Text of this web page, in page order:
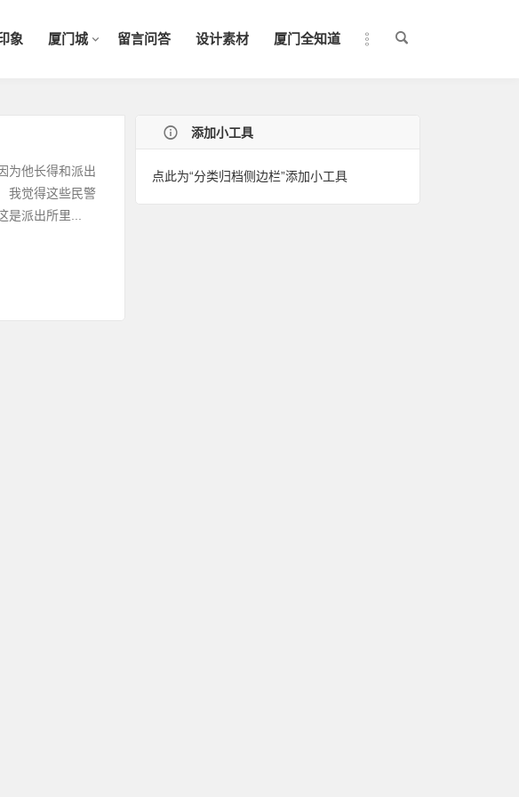
象 厦门城 留言问答 设计素材 厦门全知道
为他长得和派出
我觉得这些民警
派出所里...
添加小工具
点此为“分类归档侧边栏”添加小工具